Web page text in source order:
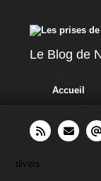
Le Blog de
Accueil
divers